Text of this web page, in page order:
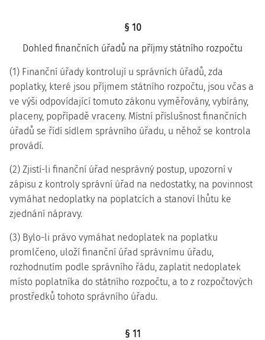
§ 10
Dohled finančních úřadů na příjmy státního rozpočtu
(1) Finanční úřady kontrolují u správních úřadů, zda
poplatky, které jsou příjmem státního rozpočtu, jsou včas a
ve výši odpovídající tomuto zákonu vyměřovány, vybírány,
placeny, popřípadě vraceny. Místní příslušnost finančních
úřadů se řídí sídlem správního úřadu, u něhož se kontrola
provádí.
(2) Zjistí-li finanční úřad nesprávný postup, upozorní v
zápisu z kontroly správní úřad na nedostatky, na povinnost
vymáhat nedoplatky na poplatcích a stanoví lhůtu ke
zjednání nápravy.
(3) Bylo-li právo vymáhat nedoplatek na poplatku
promlčeno, uloží finanční úřad správnímu úřadu,
rozhodnutím podle správního řádu, zaplatit nedoplatek
místo poplatníka do státního rozpočtu, a to z rozpočtových
prostředků tohoto správního úřadu.
§ 11